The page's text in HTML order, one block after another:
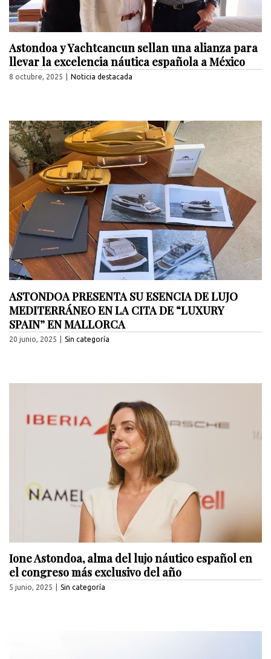
Astondoa y Yachtcancun sellan una alianza para
llevar la excelencia náutica española a México
8 octubre, 2025 Noticia destacada
ASTONDOA PRESENTA SU ESENCIA DE LUJO
MEDITERRÁNEO EN LA CITA DE “LUXURY
SPAIN” EN MALLORCA
20 junio, 2025 Sin categoría
Ione Astondoa, alma del lujo náutico español en
el congreso más exclusivo del año
5 junio, 2025 Sin categoría